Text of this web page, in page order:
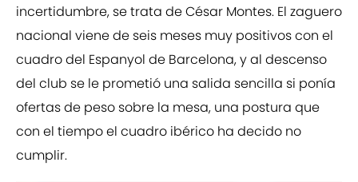
incertidumbre, se trata de César Montes. El zaguero
nacional viene de seis meses muy positivos con el
cuadro del Espanyol de Barcelona, y al descenso
del club se le prometió una salida sencilla si ponía
ofertas de peso sobre la mesa, una postura que
con el tiempo el cuadro ibérico ha decido no
cumplir.